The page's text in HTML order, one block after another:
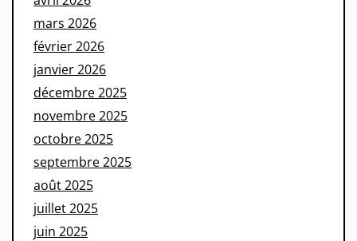
mars 2026
février 2026
janvier 2026
décembre 2025
novembre 2025
octobre 2025
septembre 2025
août 2025
juillet 2025
juin 2025